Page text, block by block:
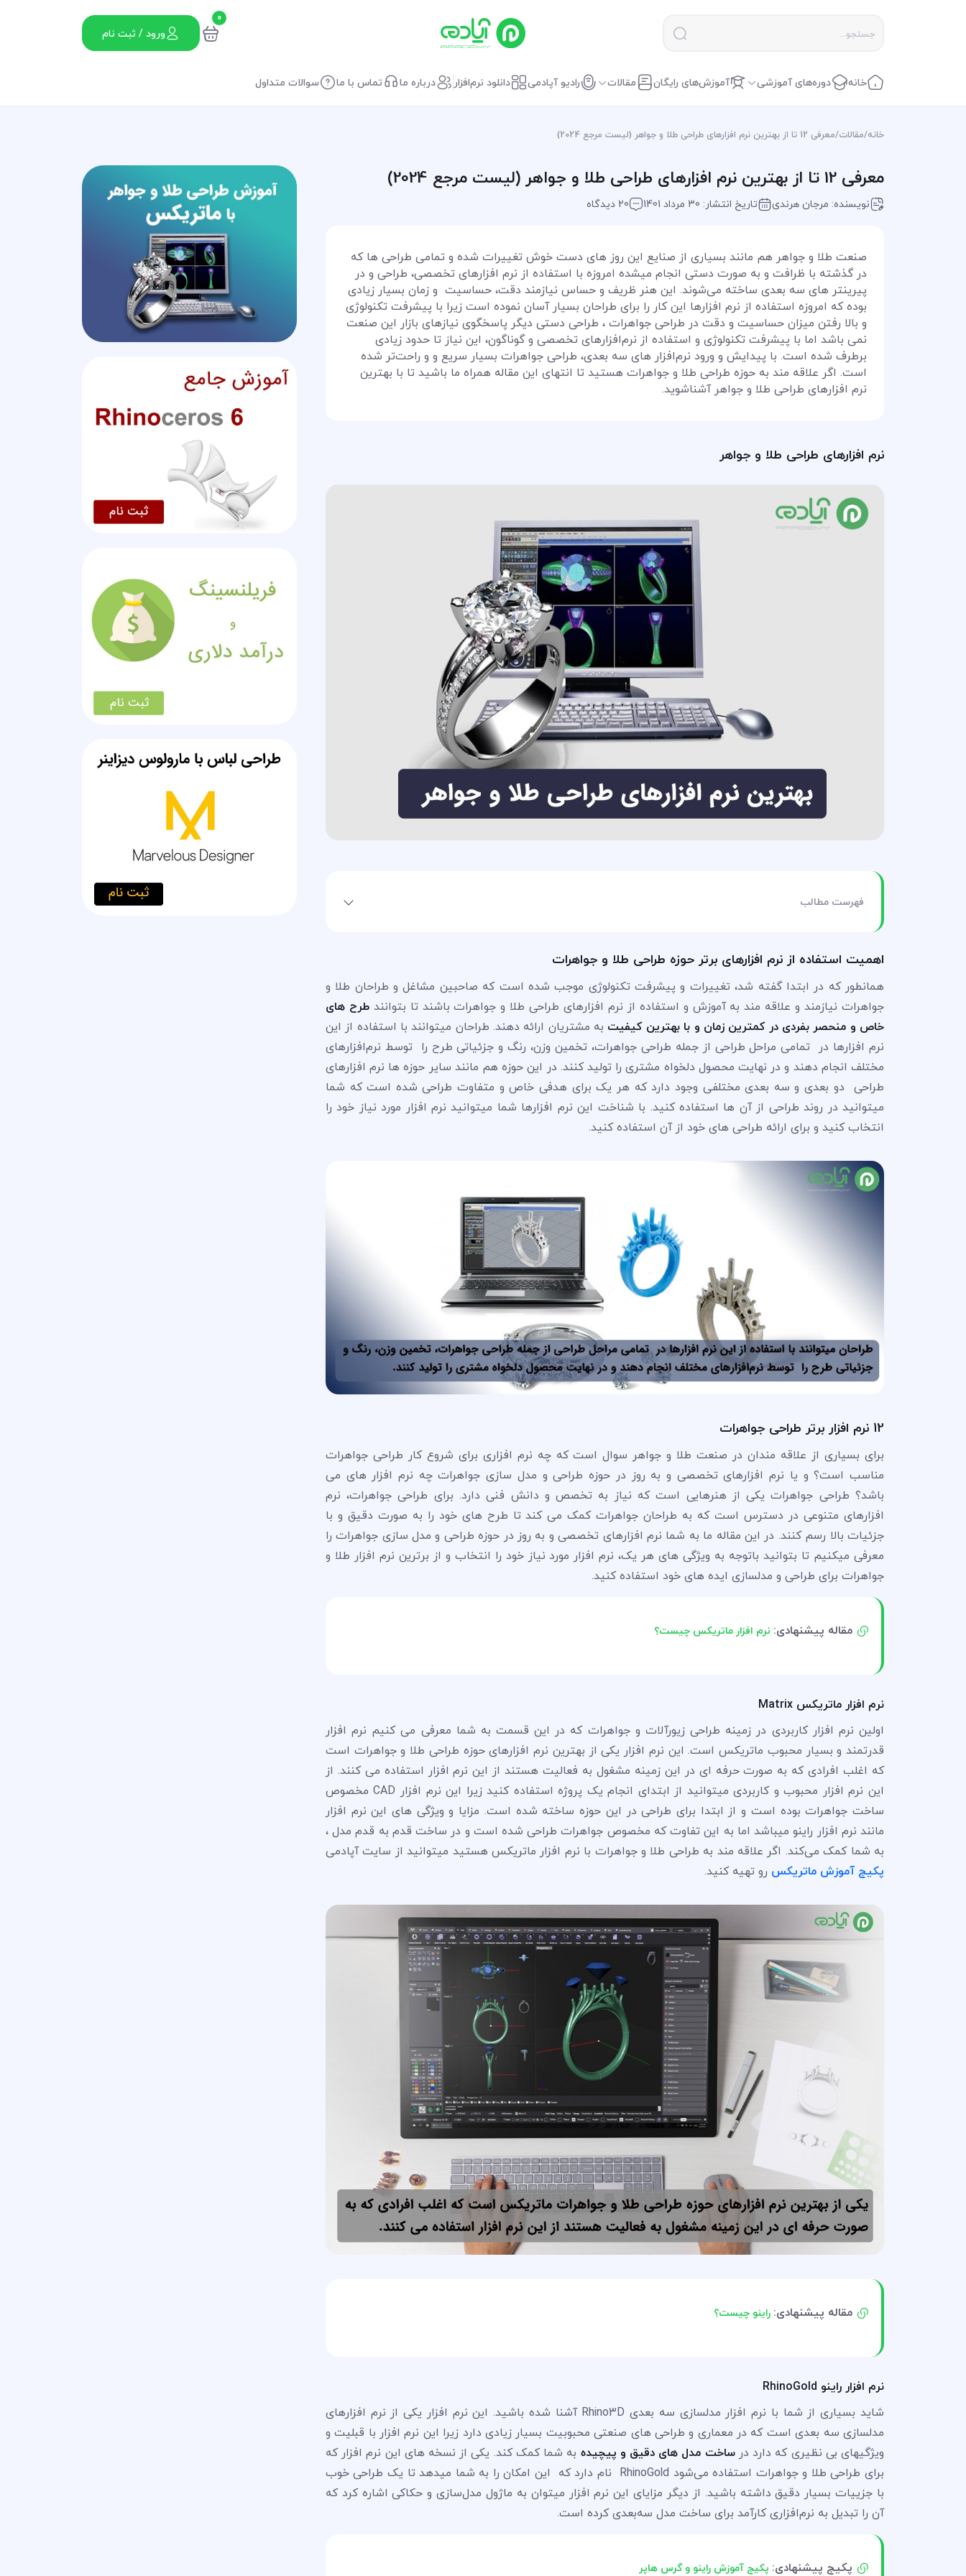
0
ورود / ثبت نام
خانه دوره‌های آموزشی آموزش‌های رایگان مقالات رادیو آپادمی دانلود نرم‌افزار درباره ما تماس با ما سوالات متداول
خانه/مقالات/معرفی 12 تا از بهترین نرم افزارهای طراحی طلا و جواهر (لیست مرجع 2024)
معرفی 12 تا از بهترین نرم افزارهای طراحی طلا و جواهر (لیست مرجع 2024)
نویسنده: مرجان هرندی تاریخ انتشار: 30 مرداد 1401 20 دیدگاه
صنعت طلا و جواهر هم مانند بسیاری از صنایع این روز های دست خوش تغییرات شده و تمامی طراحی ها که
در گذشته با ظرافت و به صورت دستی انجام میشده امروزه با استفاده از نرم افزارهای تخصصی، طراحی و در
پیرینتر های سه بعدی ساخته می‌شوند. این هنر ظریف و حساس نیازمند دقت، حساسیت و زمان بسیار زیادی
بوده که امروزه استفاده از نرم افزارها این کار را برای طراحان بسیار آسان نموده است زیرا با پیشرفت تکنولوژی
و بالا رفتن میزان حساسیت و دقت در طراحی جواهرات ، طراحی دستی دیگر پاسخگوی نیازهای بازار این صنعت
نمی باشد اما با پیشرفت تکنولوژی و استفاده از نرم‌افزارهای تخصصی و گوناگون، این نیاز تا حدود زیادی
برطرف شده است. با پیدایش و ورود نرم‌افزار های سه بعدی، طراحی جواهرات بسیار سریع و و راحت‌تر شده
است. اگر علاقه مند به حوزه طراحی طلا و جواهرات هستید تا انتهای این مقاله همراه ما باشید تا با بهترین
نرم افزارهای طراحی طلا و جواهر آشناشوید.
نرم افزارهای طراحی طلا و جواهر
فهرست مطالب
اهمیت استفاده از نرم افزارهای برتر حوزه طراحی طلا و جواهرات
همانطور که در ابتدا گفته شد، تغییرات و پیشرفت تکنولوژی موجب شده است که صاحبین مشاغل و طراحان طلا و
جواهرات نیازمند و علاقه مند به آموزش و استفاده از نرم افزارهای طراحی طلا و جواهرات باشند تا بتوانندطرح های
خاص و منحصر بفردی در کمترین زمان و با بهترین کیفیت به مشتریان ارائه دهند. طراحان میتوانند با استفاده از این
نرم افزارها در تمامی مراحل طراحی از جمله طراحی جواهرات، تخمین وزن، رنگ و جزئیاتی طرح را توسط نرم‌افزارهای
مختلف انجام دهند و در نهایت محصول دلخواه مشتری را تولید کنند. در این حوزه هم مانند سایر حوزه ها نرم افزارهای
طراحی دو بعدی و سه بعدی مختلفی وجود دارد که هر یک برای هدفی خاص و متفاوت طراحی شده است که شما
میتوانید در روند طراحی از آن ها استفاده کنید. با شناخت این نرم افزارها شما میتوانید نرم افزار مورد نیاز خود را
انتخاب کنید و برای ارائه طراحی های خود از آن استفاده کنید.
12 نرم افزار برتر طراحی جواهرات
برای بسیاری از علاقه مندان در صنعت طلا و جواهر سوال است که چه نرم افزاری برای شروع کار طراحی جواهرات
مناسب است؟ و یا نرم افزارهای تخصصی و به روز در حوزه طراحی و مدل سازی جواهرات چه نرم افزار های می
باشد؟ طراحی جواهرات یکی از هنرهایی است که نیاز به تخصص و دانش فنی دارد. برای طراحی جواهرات، نرم
افزارهای متنوعی در دسترس است که به طراحان جواهرات کمک می کند تا طرح های خود را به صورت دقیق و با
جزئیات بالا رسم کنند. در این مقاله ما به شما نرم افزارهای تخصصی و به روز در حوزه طراحی و مدل سازی جواهرات را
معرفی میکنیم تا بتوانید باتوجه به ویژگی های هر یک، نرم افزار مورد نیاز خود را انتخاب و از برترین نرم افزار طلا و
جواهرات برای طراحی و مدلسازی ایده های خود استفاده کنید.
مقاله پیشنهادی: نرم افزار ماتریکس چیست؟
نرم افزار ماتریکس Matrix
اولین نرم افزار کاربردی در زمینه طراحی زیورآلات و جواهرات که در این قسمت به شما معرفی می کنیم نرم افزار
قدرتمند و بسیار محبوب ماتریکس است. این نرم افزار یکی از بهترین نرم افزارهای حوزه طراحی طلا و جواهرات است
که اغلب افرادی که به صورت حرفه ای در این زمینه مشغول به فعالیت هستند از این نرم افزار استفاده می کنند. از
این نرم افزار محبوب و کاربردی میتوانید از ابتدای انجام یک پروژه استفاده کنید زیرا این نرم افزار CAD مخصوص
ساخت جواهرات بوده است و از ابتدا برای طراحی در این حوزه ساخته شده است. مزایا و ویژگی های این نرم افزار
مانند نرم افزار راینو میباشد اما به این تفاوت که مخصوص جواهرات طراحی شده است و در ساخت قدم به قدم مدل ،
به شما کمک می‌کند. اگر علاقه مند به طراحی طلا و جواهرات با نرم افزار ماتریکس هستید میتوانید از سایت آپادمی
پکیج آموزش ماتریکس رو تهیه کنید.
مقاله پیشنهادی: راینو چیست؟
نرم افزار راینو RhinoGold
شاید بسیاری از شما با نرم افزار مدلسازی سه بعدی Rhino3D آشنا شده باشید. این نرم افزار یکی از نرم افزارهای
مدلسازی سه بعدی است که در معماری و طراحی های صنعتی محبوبیت بسیار زیادی دارد زیرا این نرم افزار با قبلیت و
ویژگیهای بی نظیری که دارد درساخت مدل های دقیق و پیچیده به شما کمک کند. یکی از نسخه های این نرم افزار که
برای طراحی طلا و جواهرات استفاده می‌شود RhinoGold نام دارد که این امکان را به شما میدهد تا یک طراحی خوب
با جزییات بسیار دقیق داشته باشید. از دیگر مزایای این نرم افزار میتوان به ماژول مدل‌سازی و حکاکی اشاره کرد که
آن را تبدیل به نرم‌افزاری کارآمد برای ساخت مدل سه‌بعدی کرده است.
پکیج پیشنهادی: پکیج آموزش راینو و گرس هاپر